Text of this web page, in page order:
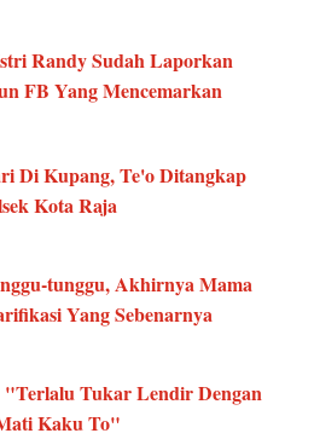
Randy Sudah Laporkan
FB Yang Mencemarkan
Di Kupang, Te'o Ditangkap
Kota Raja
tunggu, Akhirnya Mama
Yang Sebenarnya
"Terlalu Tukar Lendir Dengan
Kaku To"